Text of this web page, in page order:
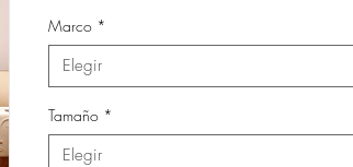
Marco *
Elegir
Tamaño *
Elegir